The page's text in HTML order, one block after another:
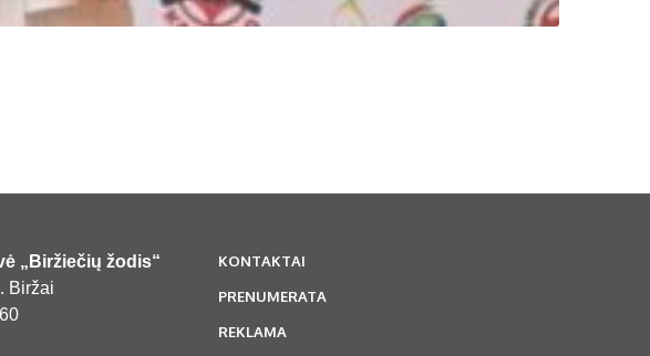
„Biržiečių žodis“
Biržai
KONTAKTAI
PRENUMERATA
REKLAMA